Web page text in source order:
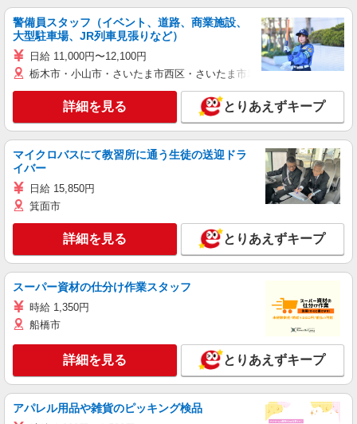
警備員スタッフ（イベント、道路、商業施設、
大型駐車場、JR列車見張りなど）
日給 11,000円〜12,100円
栃木市・小山市・さいたま市西区・さいたま市岩槻区・久喜市・蓮田
詳細を見る とりあえずキープ
マイクロバスにて教習所に通う生徒の送迎ドラ
イバー
日給 15,850円
箕面市
詳細を見る とりあえずキープ
スーパー資材の仕分け作業スタッフ
時給 1,350円
船橋市
詳細を見る とりあえずキープ
アパレル用品や雑貨のピッキング検品